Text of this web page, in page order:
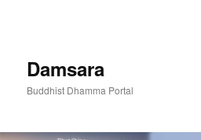
Damsara
Buddhist Dhamma Portal